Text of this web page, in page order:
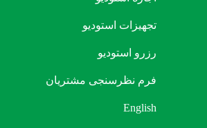
تجهیزات استودیو
رزرو استودیو
فرم نظرسنجی مشتریان
English